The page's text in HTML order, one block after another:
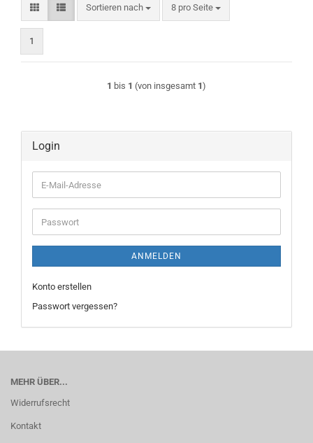
Sortieren nach
Sortieren nach 8 pro Seite
pro Seite
1
1 bis 1 (von insgesamt 1)
Login
E-
Mail-
Adresse
Passwort
ANMELDEN
Konto erstellen
Passwort vergessen?
MEHR ÜBER...
Widerrufsrecht
Kontakt